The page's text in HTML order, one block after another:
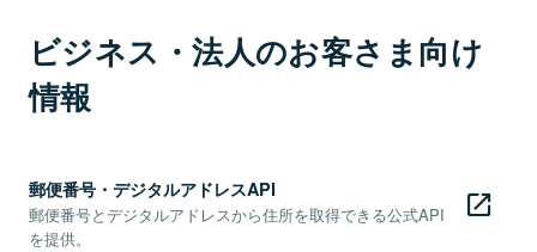
ビジネス・法人のお客さま向け
情報
郵便番号・デジタルアドレスAPI
郵便番号とデジタルアドレスから住所を取得できる公式API
を提供。